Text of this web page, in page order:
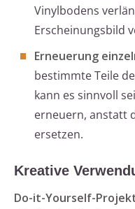
Vinylbodens
Erscheinungsbild
Erneuerung
bestimmte Teile
kann es sinnvoll
erneuern, anstatt
ersetzen.
Kreative
Do-it-Yourself-